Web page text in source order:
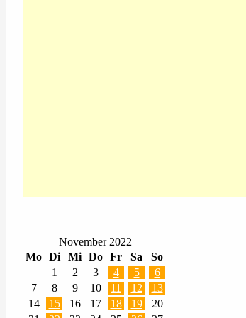
November 2022
Mo Di Mi Do Fr Sa
So
1
2 3 4 5
6
7
8 9 10 11 12
13
14
15 16 17 18 19
20